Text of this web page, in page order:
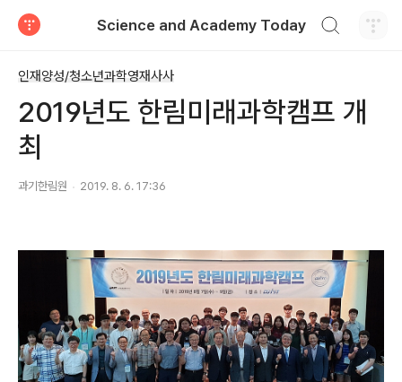
Science and Academy Today
인재양성/청소년과학영재사사
2019년도 한림미래과학캠프 개
최
과기한림원 2019. 8. 6. 17:36